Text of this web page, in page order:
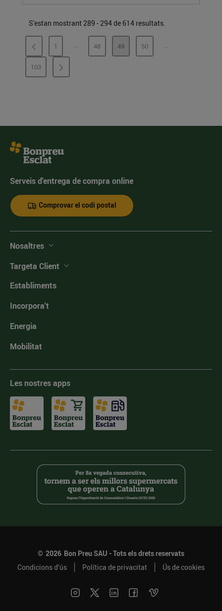
S'estan mostrant 289 - 294 de 614 resultats.
PÀGINA
1 ...PÀGINES INTERMÈDIES
PÀGINA
48 PÀGINA
49 PÀGINA
50 ...PÀGINES
PÀGINA
103
Serveis d'entrega de compra online
Comprovar el codi postal
Nosaltres
Targeta Client
Establiments
Incorpora't
Energia
Mobilitat
Les nostres apps
© 2026 Bon Preu SAU - Tots els drets reservats
Condicions d’ús
Política de privacitat Ús de cookies